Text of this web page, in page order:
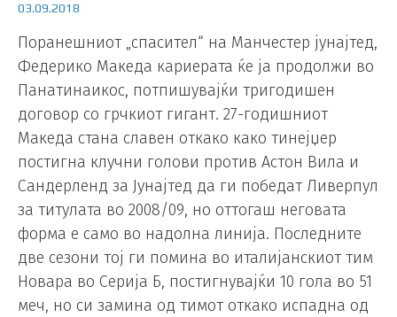
03.09.2018
Поранешниот „спасител“ на Манчестер јунајтед,
Федерико Македа кариерата ќе ја продолжи во
Панатинаикос, потпишувајќи тригодишен
договор со грчкиот гигант. 27-годишниот
Македа стана славен откако како тинејџер
постигна клучни голови против Астон Вила и
Сандерленд за Јунајтед да ги победат Ливерпул
за титулата во 2008/09, но оттогаш неговата
форма е само во надолна линија. Последните
две сезони тој ги помина во италијанскиот тим
Новара во Серија Б, постигнувајќи 10 гола во 51
меч, но си замина од тимот откако испадна од